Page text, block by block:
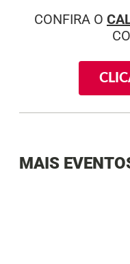
CONFIRA O
MAIS